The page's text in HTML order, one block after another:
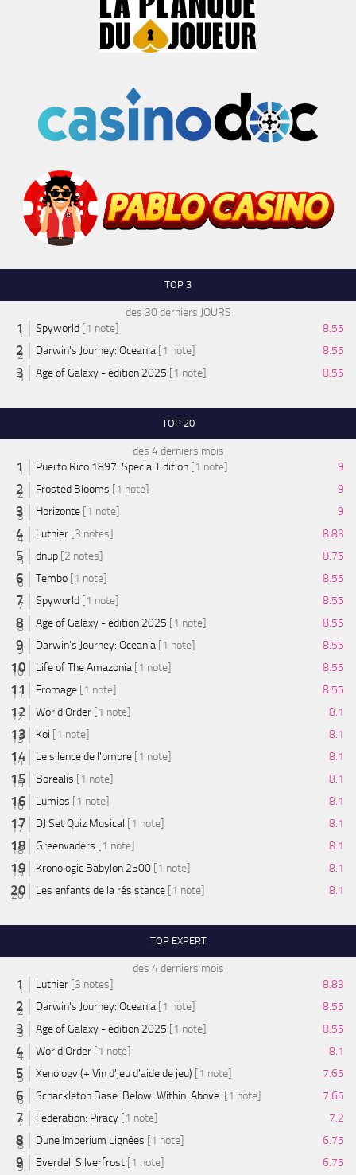
TOP 3
des 30 derniers JOURS
Spyworld [1 note]
8.55
Darwin's Journey: Oceania [1 note]
8.55
Age of Galaxy - édition 2025 [1 note] 8.55
TOP 20
des 4 derniers mois
Puerto Rico 1897: Special Edition [1 note]
9
Frosted Blooms [1 note]
9
Horizonte [1 note]
9
Luthier [3 notes]
8.83
dnup [2 notes]
8.75
Tembo [1 note]
8.55
Spyworld [1 note]
8.55
Age of Galaxy - édition 2025 [1 note]
8.55
Darwin's Journey: Oceania [1 note]
8.55
Life of The Amazonia [1 note]
8.55
Fromage [1 note]
8.55
World Order [1 note]
8.1
Koi [1 note]
8.1
Le silence de l'ombre [1 note]
8.1
Borealis [1 note]
8.1
Lumios [1 note]
8.1
DJ Set Quiz Musical [1 note]
8.1
Greenvaders [1 note]
8.1
Kronologic Babylon 2500 [1 note]
8.1
Les enfants de la résistance [1 note] 8.1
TOP EXPERT
des 4 derniers mois
Luthier [3 notes]
8.83
Darwin's Journey: Oceania [1 note]
8.55
Age of Galaxy - édition 2025 [1 note]
8.55
World Order [1 note]
8.1
Xenology (+ Vin d'jeu d'aide de jeu) [1 note]
7.65
Schackleton Base: Below. Within. Above. [1 note]
7.65
Federation: Piracy [1 note]
7.2
Dune Imperium Lignées [1 note]
6.75
Everdell Silverfrost [1 note]
6.75